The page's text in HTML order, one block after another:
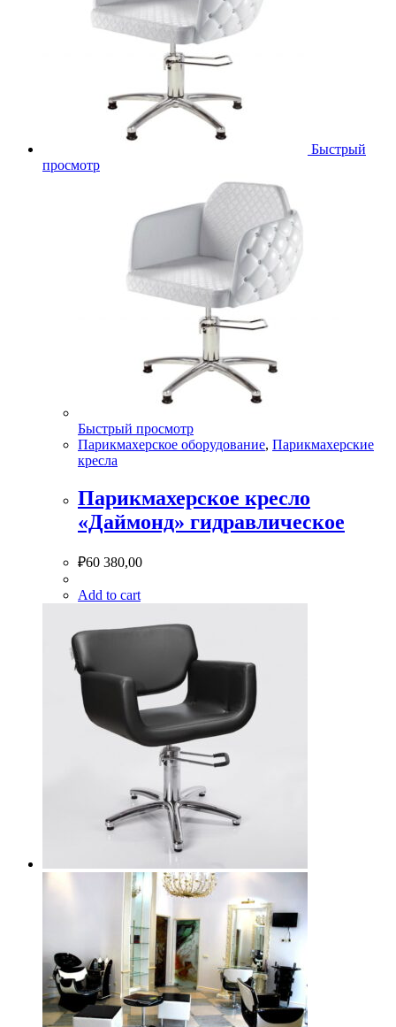
Быстрый
просмотр
Быстрый просмотр
Парикмахерское оборудование, Парикмахерские
кресла
Парикмахерское кресло
«Даймонд» гидравлическое
₽60 380,00
Add to cart